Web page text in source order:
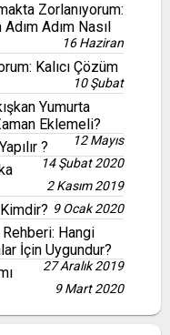
Zorlanıyorum:
Adım Nasıl
16 Haziran
Kalıcı Çözüm
10 Şubat
Yumurta
Eklemeli?
12 Mayıs
?
14 Şubat 2020
2 Kasım 2019
9 Ocak 2020
Hangi
İçin Uygundur?
27 Aralık 2019
9 Mart 2020